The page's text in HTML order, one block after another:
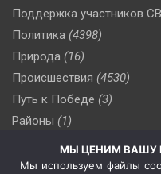
Поддержка участников
Политика (4398)
Природа (16)
Происшествия (4530)
Путь к Победе (3)
Районы (1)
(510)
Сельское хозяйство (3)
МЫ ЦЕНИМ ВАШУ
Мы используем файлы